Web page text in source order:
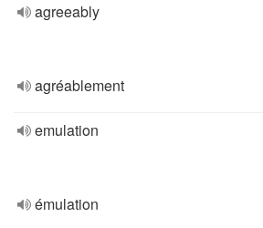
agreeably
agréablement
emulation
émulation